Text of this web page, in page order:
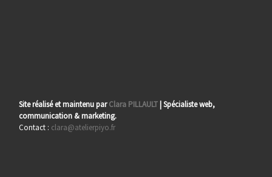
Site réalisé et maintenu parClara PILLAULT | Spécialiste web,
communication & marketing.
Contact : clara@atelierpiyo.fr